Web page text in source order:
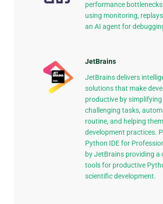
performance
using monitoring,
an AI agent for
JetBrains
JetBrains delivers
solutions that make
productive by
challenging tasks,
routine, and helping
development practices.
Python IDE for
by JetBrains providing a
tools for productive
scientific development.